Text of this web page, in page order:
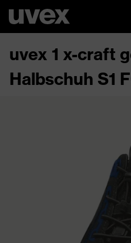
uvex 1 x-craft
Halbschuh S1